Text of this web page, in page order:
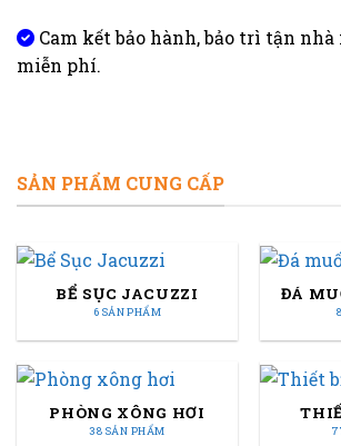
Cam kết bảo hành, bảo trì tận
miễn phí.
SẢN PHẨM CUNG CẤP
BỂ SỤC JACUZZI
6 SẢN PHẨM
ĐÁ
PHÒNG XÔNG HƠI
38 SẢN PHẨM